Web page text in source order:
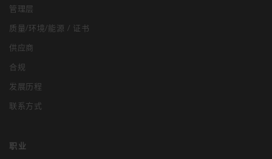
管理层
质量/环境/能源 / 证书
供应商
合规
发展历程
联系方式
职业